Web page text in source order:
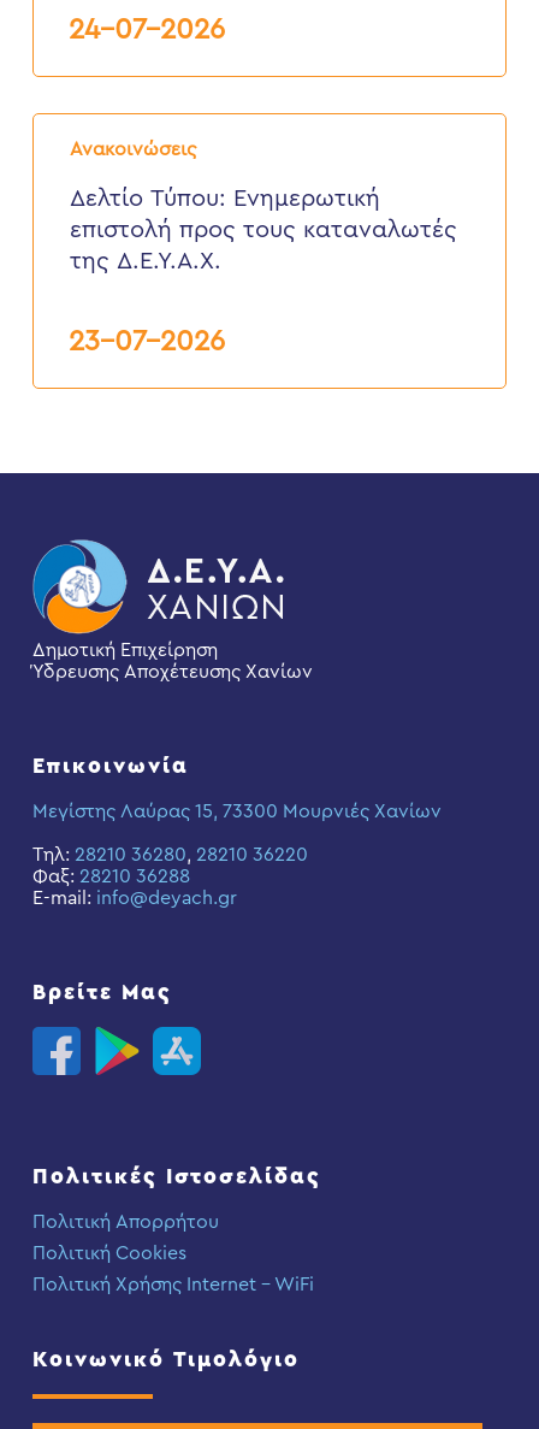
2026
24-07-2026
Ανακοινώσεις
Δελτίο
Τύπου:
επιστολή
προς
τους
καταναλωτές
Δελτίο Τύπου: Eνημερωτική
επιστολή προς τους καταναλωτές
της Δ.Ε.Υ.Α.Χ.
23-07-2026
Δημοτική Επιχείρηση
Ύδρευσης Αποχέτευσης Χανίων
Επικοινωνία
Μεγίστης Λαύρας 15, 73300 Μουρνιές Χανίων
Τηλ: 28210 36280, 28210 36220
Φαξ: 28210 36288
E-mail: info@deyach.gr
Βρείτε Μας
Πολιτικές Ιστοσελίδας
Πολιτική Απορρήτου
Πολιτική Cookies
Πολιτική Χρήσης Internet – WiFi
Κοινωνικό Τιμολόγιο